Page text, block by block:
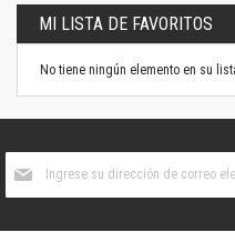
MI LISTA DE FAVORITOS
No tiene ningún elemento en su
boletín